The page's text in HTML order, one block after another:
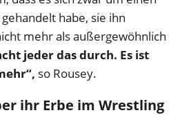
habe, sie ihn
mehr als außergewöhnlich
jeder das durch. Es ist
so Rousey.
ihr Erbe im Wrestling